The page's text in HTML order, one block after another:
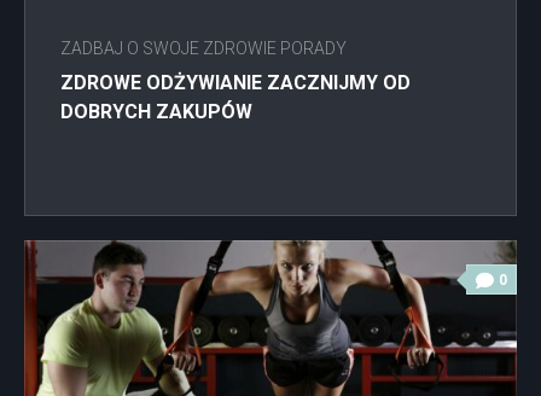
ZADBAJ O SWOJE ZDROWIE PORADY
ZDROWE ODŻYWIANIE ZACZNIJMY OD
DOBRYCH ZAKUPÓW
0